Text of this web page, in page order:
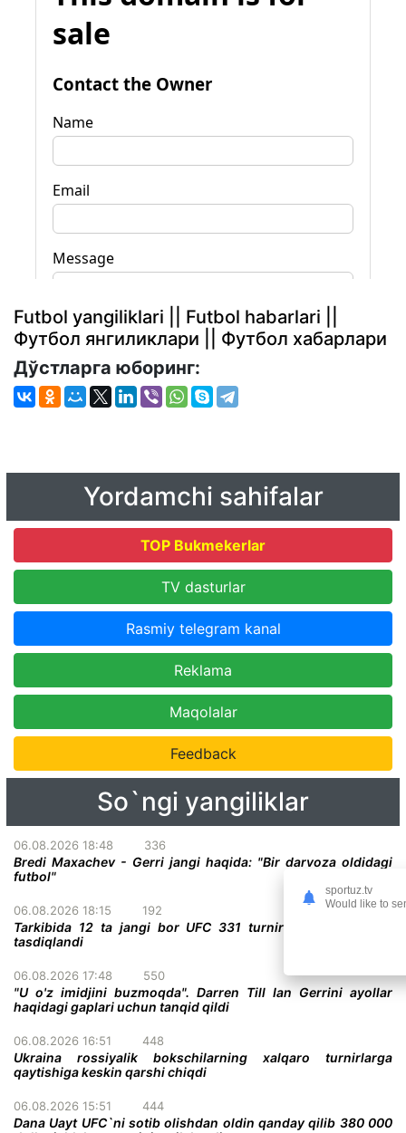
Futbol yangiliklari || Futbol habarlari ||
Футбол янгиликлари || Футбол хабарлари
Дўстларга юборинг:
Yordamchi sahifalar
TOP Bukmekerlar
TV dasturlar
Rasmiy telegram kanal
Reklama
Maqolalar
Feedback
So`ngi yangiliklar
06.08.2026 18:48 336
Bredi Maxachev - Gerri jangi haqida: "Bir darvoza oldidagi
futbol"
06.08.2026 18:15 192
Tarkibida 12 ta jangi bor UFC 331 turnirining to'liq kardi
tasdiqlandi
06.08.2026 17:48 550
"U o'z imidjini buzmoqda". Darren Till Ian Gerrini ayollar
haqidagi gaplari uchun tanqid qildi
06.08.2026 16:51 448
Ukraina rossiyalik bokschilarning xalqaro turnirlarga
qaytishiga keskin qarshi chiqdi
06.08.2026 15:51 444
Dana Uayt UFC`ni sotib olishdan oldin qanday qilib 380 000
sportuz.tv
Would like to